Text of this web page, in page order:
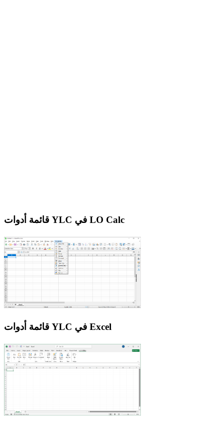
قائمة أدوات YLC في LO Calc
قائمة أدوات YLC في Excel